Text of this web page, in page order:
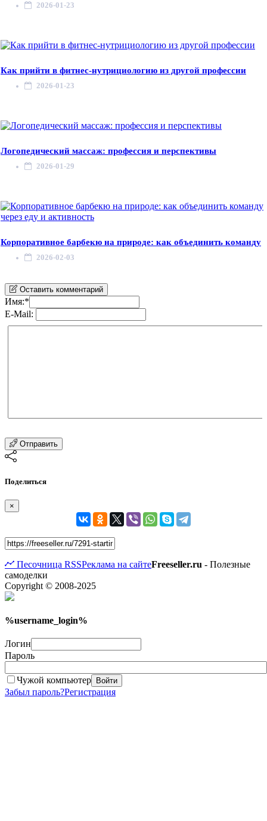
2026-01-23
Как прийти в фитнес-нутрициологию из другой профессии
2026-01-23
Логопедический массаж: профессия и перспективы
2026-01-29
Корпоративное барбекю на природе: как объединить команду
2026-02-03
Оставить комментарий
Имя:*
E-Mail:
Отправить
Поделиться
×
Песочница RSSРеклама на сайтеFreeseller.ru - Полезные
самоделки
Copyright © 2008-2025
%username_login%
Логин
Пароль
Чужой компьютер Войти
Забыл пароль?Регистрация